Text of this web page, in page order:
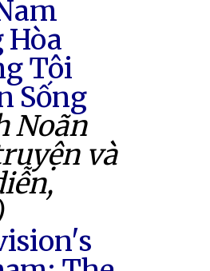
Hòa
Tôi
Sống
Noãn
và